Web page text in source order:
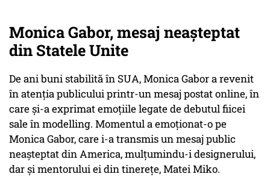
Monica Gabor, mesaj neașteptat
din Statele Unite
De ani buni stabilită în SUA, Monica Gabor a revenit
în atenția publicului printr-un mesaj postat online, în
care și-a exprimat emoțiile legate de debutul fiicei
sale în modelling. Momentul a emoționat-o pe
Monica Gabor, care i-a transmis un mesaj public
neașteptat din America, mulțumindu-i designerului,
dar și mentorului ei din tinerețe, Matei Miko.